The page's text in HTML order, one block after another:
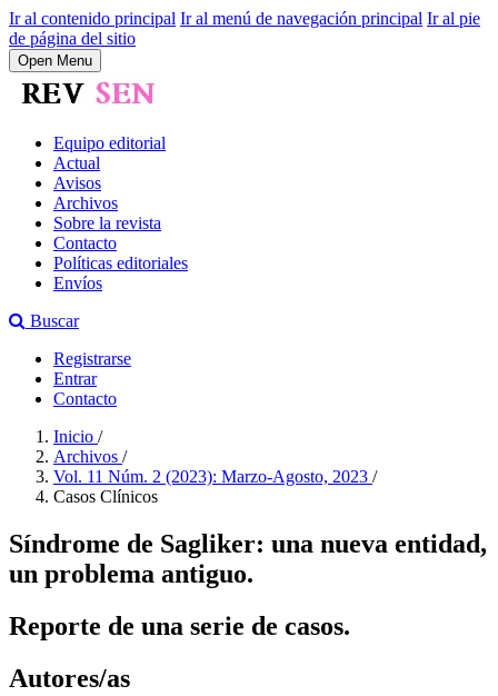
Ir al contenido principal Ir al menú de navegación principal Ir al pie
de página del sitio
Open Menu
Equipo editorial
Actual
Avisos
Archivos
Sobre la revista
Contacto
Políticas editoriales
Envíos
Buscar
Registrarse
Entrar
Contacto
Inicio /
Archivos /
Vol. 11 Núm. 2 (2023): Marzo-Agosto, 2023 /
Casos Clínicos
Síndrome de Sagliker: una nueva entidad,
un problema antiguo.
Reporte de una serie de casos.
Autores/as